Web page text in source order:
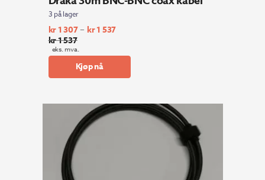
3 på lager
kr1 537
kr1 307– kr1 537
eks. mva.
Kjøp nå